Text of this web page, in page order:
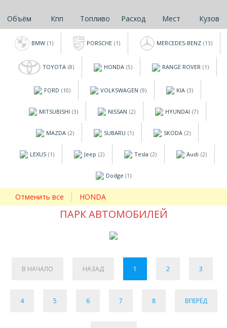
Объём Кпп Топливо Расход Мест Кузов
BMW (1) PORSCHE (1) MERCEDES-BENZ (13)
TOYOTA (8) HONDA (5) RANGE ROVER (1)
FORD (10) VOLKSWAGEN (9) KIA (3)
MITSUBISHI (3) NISSAN (2) HYUNDAI (7)
MAZDA (2) SUBARU (1) SKODA (2)
LEXUS (1) Jeep (2) Tesla (2) Audi (2)
Dodge (1)
Отменить все HONDA
ПАРК АВТОМОБИЛЕЙ
В НАЧАЛО НАЗАД 1 2 3
4 5 6 7 8 ВПЕРЁД